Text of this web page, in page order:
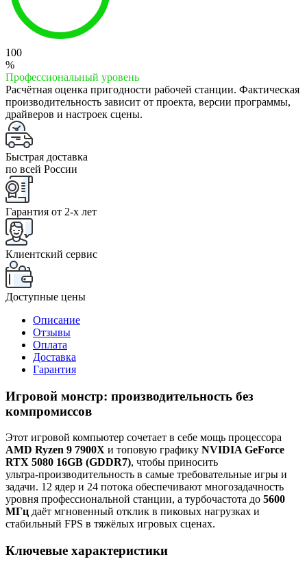
100
%
Профессиональный уровень
Расчётная оценка пригодности рабочей станции. Фактическая
производительность зависит от проекта, версии программы,
драйверов и настроек сцены.
Быстрая доставка
по всей России
Гарантия от 2-x лет
Клиентский сервис
Доступные цены
Описание
Отзывы
Оплата
Доставка
Гарантия
Игровой монстр: производительность без
компромиссов
Этот игровой компьютер сочетает в себе мощь процессора
AMD Ryzen 9 7900X и топовую графику NVIDIA GeForce
RTX 5080 16GB (GDDR7), чтобы приносить
ультра‑производительность в самые требовательные игры и
задачи. 12 ядер и 24 потока обеспечивают многозадачность
уровня профессиональной станции, а турбочастота до 5600
МГц даёт мгновенный отклик в пиковых нагрузках и
стабильный FPS в тяжёлых игровых сценах.
Ключевые характеристики